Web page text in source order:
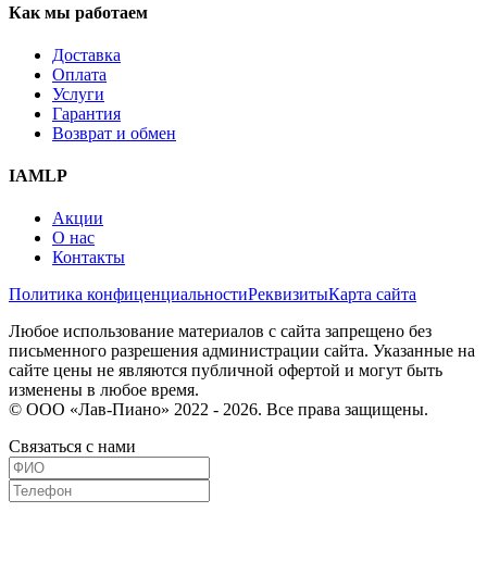
Как мы работаем
Доставка
Оплата
Услуги
Гарантия
Возврат и обмен
IAMLP
Акции
О нас
Контакты
Политика конфиценциальностиРеквизитыКарта сайта
Любое использование материалов с сайта запрещено без
письменного разрешения администрации сайта. Указанные на
сайте цены не являются публичной офертой и могут быть
изменены в любое время.
© ООО «Лав-Пиано» 2022 - 2026. Все права защищены.
Связаться с нами